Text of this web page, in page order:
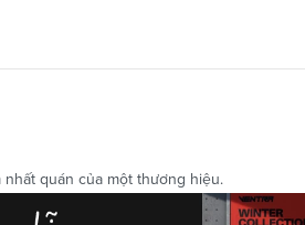
quán của một thương hiệu.